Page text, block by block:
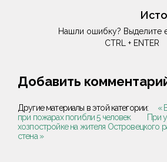
Нашли ошибку? Выделите
CTRL + ENTER
Добавить
Другие материалы в этой категории:
«
при пожарах погибли 5 человек
При
хозпостройке на жителя Островецкого
стена »